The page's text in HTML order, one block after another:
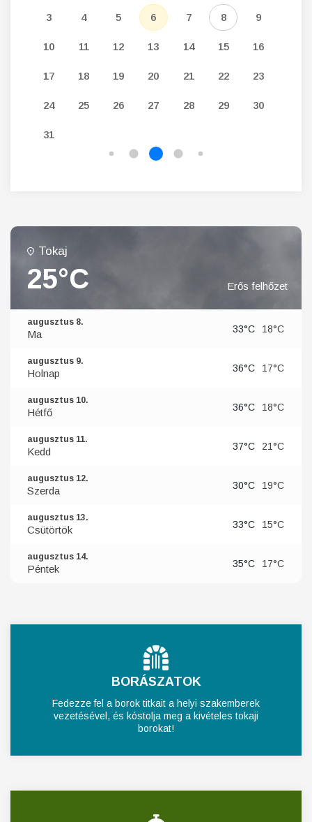
3 4 5 6 7 8 9
10 11 12 13 14 15 16
17 18 19 20 21 22 23
24 25 26 27 28 29 30
31
Tokaj
25°C Erős felhőzet
augusztus 8.
Ma 33°C 18°C
augusztus 9.
Holnap 36°C 17°C
augusztus 10.
Hétfő 36°C 18°C
augusztus 11.
Kedd 37°C 21°C
augusztus 12.
Szerda 30°C 19°C
augusztus 13.
Csütörtök 33°C 15°C
augusztus 14.
Péntek 35°C 17°C
BORÁSZATOK
Fedezze fel a borok titkait a helyi szakemberek
vezetésével, és kóstolja meg a kivételes tokaji
borokat!